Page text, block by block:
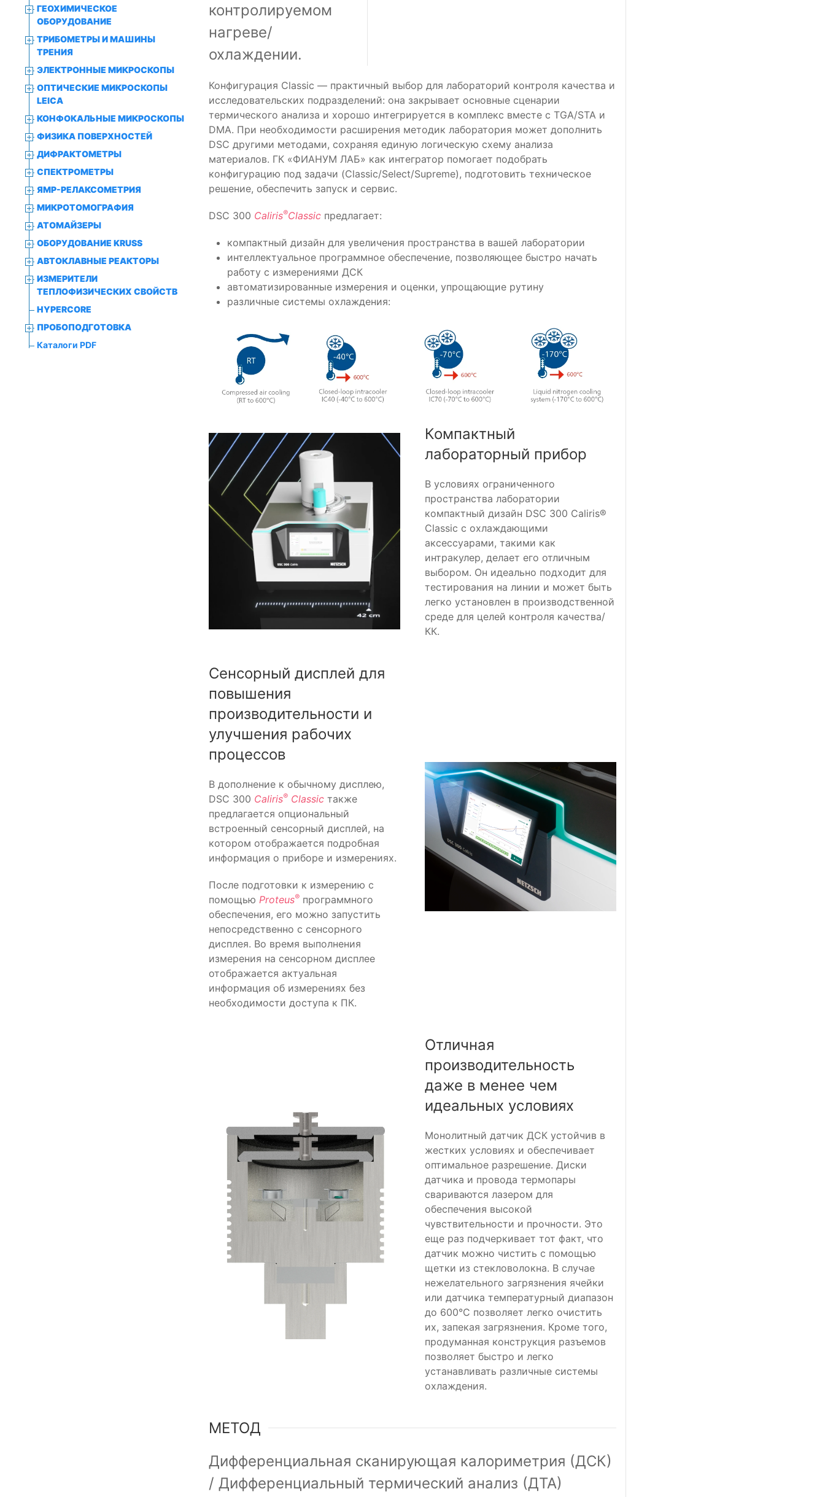
ГЕОХИМИЧЕСКОЕ
ОБОРУДОВАНИЕ
ТРИБОМЕТРЫ И МАШИНЫ
ТРЕНИЯ
ЭЛЕКТРОННЫЕ МИКРОСКОПЫ
ОПТИЧЕСКИЕ МИКРОСКОПЫ
LEICA
КОНФОКАЛЬНЫЕ МИКРОСКОПЫ
ФИЗИКА ПОВЕРХНОСТЕЙ
ДИФРАКТОМЕТРЫ
СПЕКТРОМЕТРЫ
ЯМР-РЕЛАКСОМЕТРИЯ
МИКРОТОМОГРАФИЯ
АТОМАЙЗЕРЫ
ОБОРУДОВАНИЕ KRUSS
АВТОКЛАВНЫЕ РЕАКТОРЫ
ИЗМЕРИТЕЛИ
ТЕПЛОФИЗИЧЕСКИХ СВОЙСТВ
HYPERCORE
ПРОБОПОДГОТОВКА
Каталоги PDF
контролируемом
нагреве/
охлаждении.
Конфигурация Classic — практичный выбор для лабораторий контроля качества и
исследовательских подразделений: она закрывает основные сценарии
термического анализа и хорошо интегрируется в комплекс вместе с TGA/STA и
DMA. При необходимости расширения методик лаборатория может дополнить
DSC другими методами, сохраняя единую логическую схему анализа
материалов. ГК «ФИАНУМ ЛАБ» как интегратор помогает подобрать
конфигурацию под задачи (Classic/Select/Supreme), подготовить техническое
решение, обеспечить запуск и сервис.
DSC 300 Caliris®Classic предлагает:
компактный дизайн для увеличения пространства в вашей лаборатории
интеллектуальное программное обеспечение, позволяющее быстро начать
работу с измерениями ДСК
автоматизированные измерения и оценки, упрощающие рутину
различные системы охлаждения:
Компактный
лабораторный прибор
В условиях ограниченного
пространства лаборатории
компактный дизайн DSC 300 Caliris®
Classic с охлаждающими
аксессуарами, такими как
интракулер, делает его отличным
выбором. Он идеально подходит для
тестирования на линии и может быть
легко установлен в производственной
среде для целей контроля качества/
КК.
Сенсорный дисплей для
повышения
производительности и
улучшения рабочих
процессов
В дополнение к обычному дисплею,
DSC 300 Caliris® Classic также
предлагается опциональный
встроенный сенсорный дисплей, на
котором отображается подробная
информация о приборе и измерениях.
После подготовки к измерению с
помощью Proteus® программного
обеспечения, его можно запустить
непосредственно с сенсорного
дисплея. Во время выполнения
измерения на сенсорном дисплее
отображается актуальная
информация об измерениях без
необходимости доступа к ПК.
Отличная
производительность
даже в менее чем
идеальных условиях
Монолитный датчик ДСК устойчив в
жестких условиях и обеспечивает
оптимальное разрешение. Диски
датчика и провода термопары
свариваются лазером для
обеспечения высокой
чувствительности и прочности. Это
еще раз подчеркивает тот факт, что
датчик можно чистить с помощью
щетки из стекловолокна. В случае
нежелательного загрязнения ячейки
или датчика температурный диапазон
до 600°C позволяет легко очистить
их, запекая загрязнения. Кроме того,
продуманная конструкция разъемов
позволяет быстро и легко
устанавливать различные системы
охлаждения.
МЕТОД
Дифференциальная сканирующая калориметрия (ДСК)
/ Дифференциальный термический анализ (ДТА)